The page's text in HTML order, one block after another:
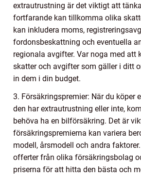
extrautrustning är det viktigt att
fortfarande kan tillkomma olika
kan inkludera moms,
fordonsbeskattning och eventuella
regionala avgifter. Var noga med att
skatter och avgifter som gäller i ditt
in dem i din budget.
3. Försäkringspremier: När du köper
den har extrautrustning eller inte,
behöva ha en bilförsäkring. Det är
försäkringspremierna kan variera
modell, årsmodell och andra
offerter från olika försäkringsbolag
priserna för att hitta den bästa och